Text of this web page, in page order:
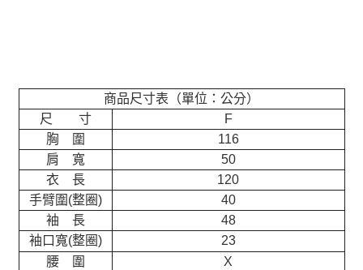
商品尺寸表（單位：公分）
尺 寸
F
胸 圍
116
肩 寬
50
衣 長
120
手臂圍(整圈)
40
袖 長
48
袖口寬(整圈)
23
腰 圍
X